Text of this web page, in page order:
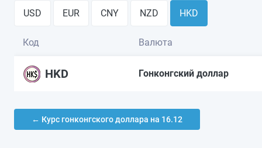
USD EUR CNY NZD HKD
Код Валюта
HKD Гонконгский доллар
← Курс гонконгского доллара на 16.12